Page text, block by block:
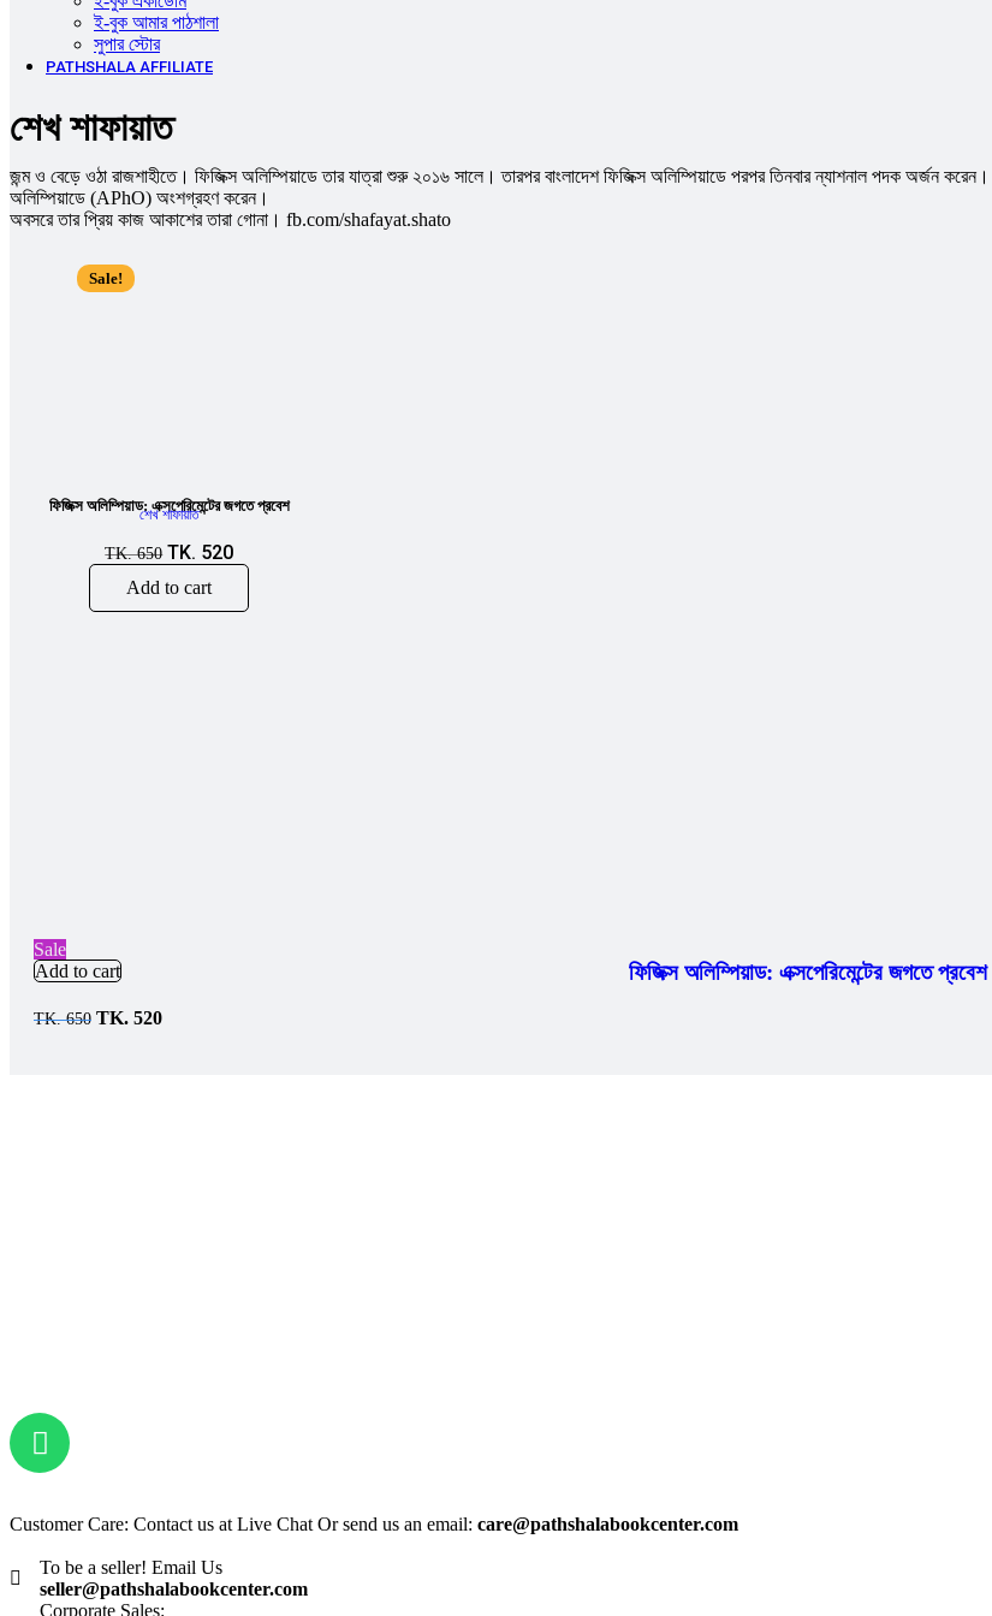
ই-বুক আমার পাঠশালা
সুপার ‍স্টোর
PATHSHALA AFFILIATE
শেখ শাফায়াত
জন্ম ও বেড়ে ওঠা রাজশাহীতে। ফিজিক্স অলিম্পিয়াডে তার যাত্রা শুরু ২০১৬ সালে। তারপর বাংলাদেশ ফিজিক্স অলিম্পিয়াডে পরপর তিনবার ন্যাশনাল পদক অর্জন
অলিম্পিয়াডে (APhO) অংশগ্রহণ করেন।
অবসরে তার প্রিয় কাজ আকাশের তারা গোনা। fb.com/shafayat.shato
Sale!
ফিজিক্স অলিম্পিয়াড: এক্সপেরিমেন্টের জগতে প্রবেশ
শেখ শাফায়াত
TK.650 TK. 520
Add to cart
Sale
Add to cart
ফিজিক্স অলিম্পিয়াড: এক্সপেরিমেন্টের জগতে প্রবেশ
TK.650 TK. 520
Customer Care: Contact us at Live Chat Or send us an email: care@pathshalabookcenter.com
To be a seller! Email Us
seller@pathshalabookcenter.com
Corporate Sales: